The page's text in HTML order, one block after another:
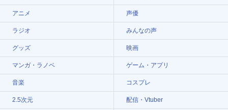
アニメ 声優
ラジオ みんなの声
グッズ 映画
マンガ・ラノベ ゲーム・アプリ
音楽 コスプレ
2.5次元 配信・Vtuber